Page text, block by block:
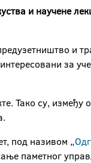
и научене
и
за
Тако су, између
под називом „
паметног